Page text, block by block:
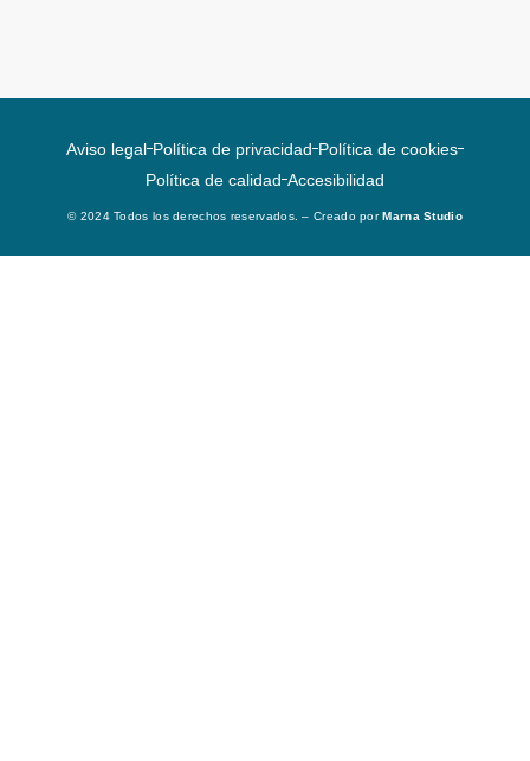
Aviso legal Política de privacidad Política de cookies
Política de calidad Accesibilidad
© 2024 Todos los derechos reservados. – Creado porMarna Studio